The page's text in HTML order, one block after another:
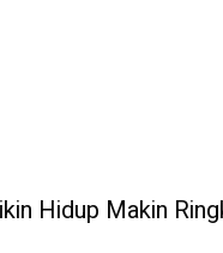
Hidup Makin